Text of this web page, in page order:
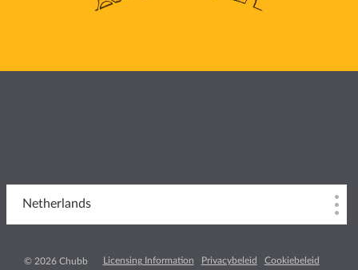
Netherlands
© 2026 Chubb Licensing Information Privacybeleid Cookiebeleid